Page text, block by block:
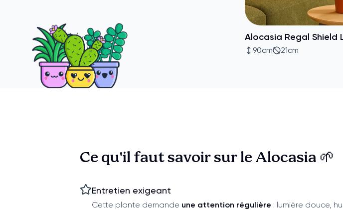
Alocasia Regal Shield
90cm 21cm
Ce qu'il faut savoir sur le Alocasia 🌱
Entretien exigeant
Cette plante demande une attention régulière : lumière douce,